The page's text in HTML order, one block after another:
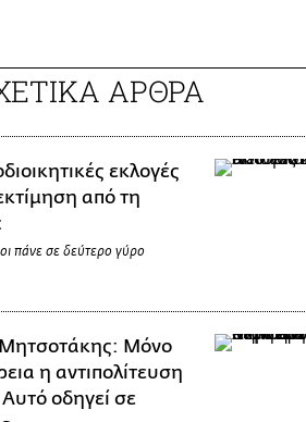
ΑΡΘΡΑ
εκλογές
από τη
πάνε σε δεύτερο γύρο
Μόνο
η αντιπολίτευση
οδηγεί σε